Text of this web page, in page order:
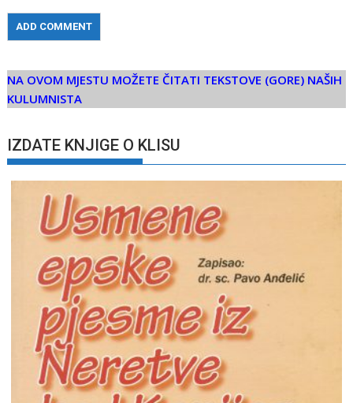
NA OVOM MJESTU MOŽETE ČITATI TEKSTOVE (GORE) NAŠIH
KULUMNISTA
IZDATE KNJIGE O KLISU